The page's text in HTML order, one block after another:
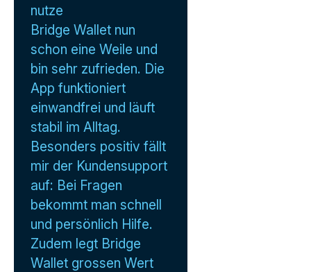
nutze
Bridge Wallet nun
schon eine Weile und
bin sehr zufrieden. Die
App funktioniert
einwandfrei und läuft
stabil im Alltag.
Besonders positiv fällt
mir der Kundensupport
auf: Bei Fragen
bekommt man schnell
und persönlich Hilfe.
Zudem legt Bridge
Wallet grossen Wert